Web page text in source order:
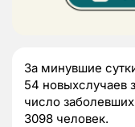
За минувшие
54 новыхслучаев
число
3098 человек.